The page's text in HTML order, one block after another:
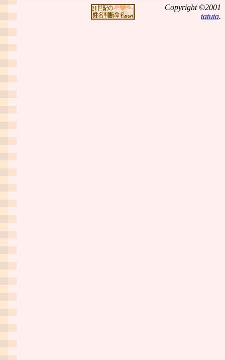
Copyright ©2001
tatuta.